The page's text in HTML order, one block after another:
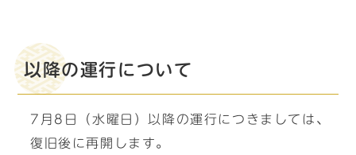
以降の運行について
7月8日（水曜日）以降の運行につきましては、
復旧後に再開します。